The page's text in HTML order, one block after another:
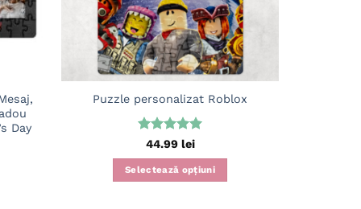
Day
Puzzle personalizat Roblox
Evaluat la
44.99 lei
Selectează opțiuni